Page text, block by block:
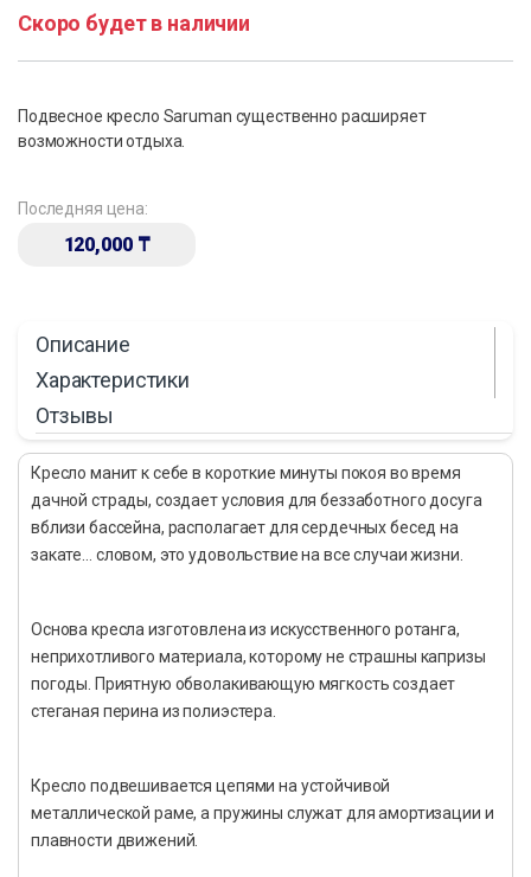
Скоро будет в наличии
Подвесное кресло Saruman существенно расширяет
возможности отдыха.
Последняя цена:
120,000 ₸
Описание
Характеристики
Отзывы
Кресло манит к себе в короткие минуты покоя во время
дачной страды, создает условия для беззаботного досуга
вблизи бассейна, располагает для сердечных бесед на
закате… словом, это удовольствие на все случаи жизни.
Основа кресла изготовлена из искусственного ротанга,
неприхотливого материала, которому не страшны капризы
погоды. Приятную обволакивающую мягкость создает
стеганая перина из полиэстера.
Кресло подвешивается цепями на устойчивой
металлической раме, а пружины служат для амортизации и
плавности движений.